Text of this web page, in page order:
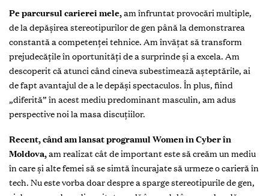
Pe parcursul carierei mele,am înfruntat provocări multiple,
de la depășirea stereotipurilor de gen până la demonstrarea
constantă a competenței tehnice. Am învățat să transform
prejudecățile în oportunități de a surprinde și a excela. Am
descoperit că atunci când cineva subestimează așteptările, ai
de fapt avantajul de a le depăși spectaculos. În plus, fiind
„diferită” în acest mediu predominant masculin, am adus
perspective noi la masa discuțiilor.
Recent, când am lansat programul Women in Cyber în
Moldova,am realizat cât de important este să creăm un mediu
în care și alte femei să se simtă încurajate să urmeze o carieră în
tech. Nu este vorba doar despre a sparge stereotipurile de gen,